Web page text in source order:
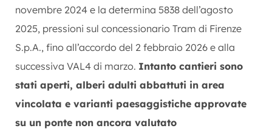
novembre 2024 e la determina 5838 dell’agosto
2025, pressioni sul concessionario Tram di Firenze
S.p.A., fino all’accordo del 2 febbraio 2026 e alla
successiva VAL4 di marzo. Intanto cantieri sono
stati aperti, alberi adulti abbattuti in area
vincolata e varianti paesaggistiche approvate
su un ponte non ancora valutato